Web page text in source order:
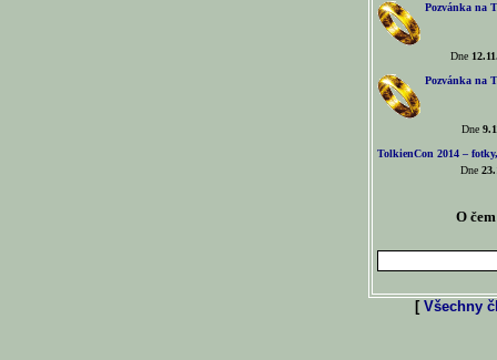
Pozvánka na
Dne
Pozvánka na
Dne
TolkienCon 2014 –
Dne
O
[ Všechny